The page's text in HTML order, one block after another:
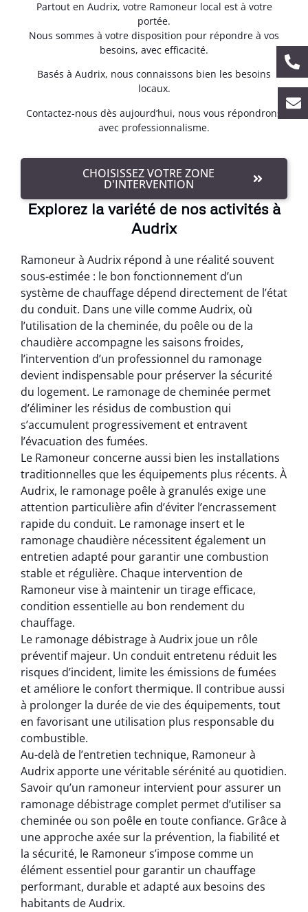
Partout en Audrix, votre Ramoneur local est à votre
portée.
Nous sommes à votre disposition pour répondre à vos
besoins, avec efficacité.
Basés à Audrix, nous connaissons bien les besoins
locaux.
Contactez-nous dès aujourd’hui, nous vous répondrons
avec professionnalisme.
CHOISISSEZ VOTRE ZONE
D'INTERVENTION
Explorez la variété de nos activités à
Audrix
Ramoneur à Audrix répond à une réalité souvent
sous-estimée : le bon fonctionnement d’un
système de chauffage dépend directement de l’état
du conduit. Dans une ville comme Audrix, où
l’utilisation de la cheminée, du poêle ou de la
chaudière accompagne les saisons froides,
l’intervention d’un professionnel du ramonage
devient indispensable pour préserver la sécurité
du logement. Le ramonage de cheminée permet
d’éliminer les résidus de combustion qui
s’accumulent progressivement et entravent
l’évacuation des fumées.
Le Ramoneur concerne aussi bien les installations
traditionnelles que les équipements plus récents. À
Audrix, le ramonage poêle à granulés exige une
attention particulière afin d’éviter l’encrassement
rapide du conduit. Le ramonage insert et le
ramonage chaudière nécessitent également un
entretien adapté pour garantir une combustion
stable et régulière. Chaque intervention de
Ramoneur vise à maintenir un tirage efficace,
condition essentielle au bon rendement du
chauffage.
Le ramonage débistrage à Audrix joue un rôle
préventif majeur. Un conduit entretenu réduit les
risques d’incident, limite les émissions de fumées
et améliore le confort thermique. Il contribue aussi
à prolonger la durée de vie des équipements, tout
en favorisant une utilisation plus responsable du
combustible.
Au-delà de l’entretien technique, Ramoneur à
Audrix apporte une véritable sérénité au quotidien.
Savoir qu’un ramoneur intervient pour assurer un
ramonage débistrage complet permet d’utiliser sa
cheminée ou son poêle en toute confiance. Grâce à
une approche axée sur la prévention, la fiabilité et
la sécurité, le Ramoneur s’impose comme un
élément essentiel pour garantir un chauffage
performant, durable et adapté aux besoins des
habitants de Audrix.